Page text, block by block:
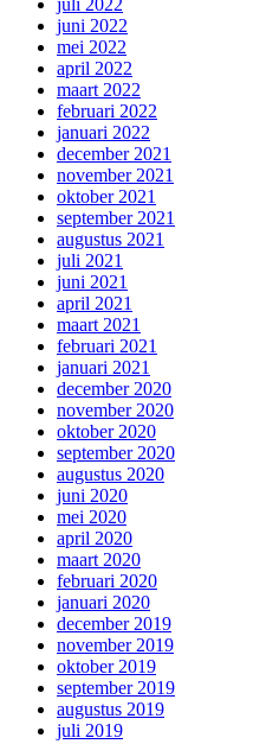
juli 2022
juni 2022
mei 2022
april 2022
maart 2022
februari 2022
januari 2022
december 2021
november 2021
oktober 2021
september 2021
augustus 2021
juli 2021
juni 2021
april 2021
maart 2021
februari 2021
januari 2021
december 2020
november 2020
oktober 2020
september 2020
augustus 2020
juni 2020
mei 2020
april 2020
maart 2020
februari 2020
januari 2020
december 2019
november 2019
oktober 2019
september 2019
augustus 2019
juli 2019